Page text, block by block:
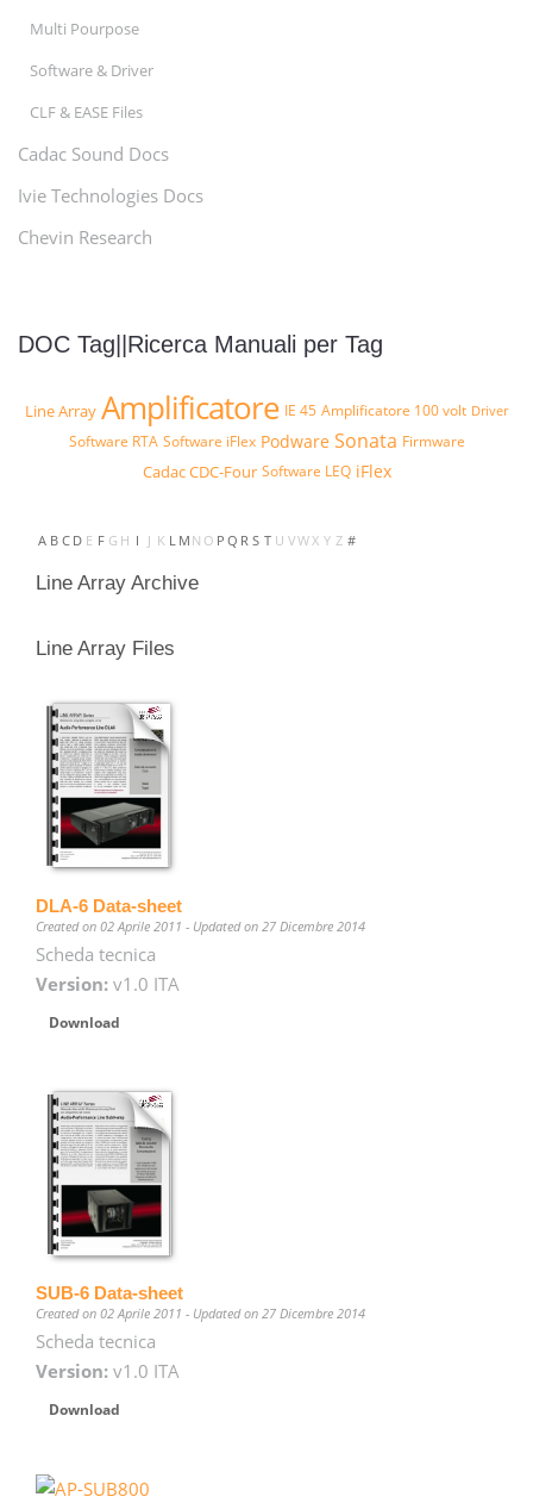
Multi Pourpose
Software & Driver
CLF & EASE Files
Cadac Sound Docs
Ivie Technologies Docs
Chevin Research
DOC Tag||Ricerca Manuali per Tag
Line Array Amplificatore IE 45 Amplificatore 100 volt Driver
Software RTA Software iFlex Podware Sonata Firmware
Cadac CDC-Four Software LEQ iFlex
A B C D E F G H I J K L M N O P Q R S T U VWX Y Z #
Line Array Archive
Line Array Files
DLA-6 Data-sheet
Created on 02 Aprile 2011 - Updated on 27 Dicembre 2014
Scheda tecnica
Version: v1.0 ITA
Download
SUB-6 Data-sheet
Created on 02 Aprile 2011 - Updated on 27 Dicembre 2014
Scheda tecnica
Version: v1.0 ITA
Download